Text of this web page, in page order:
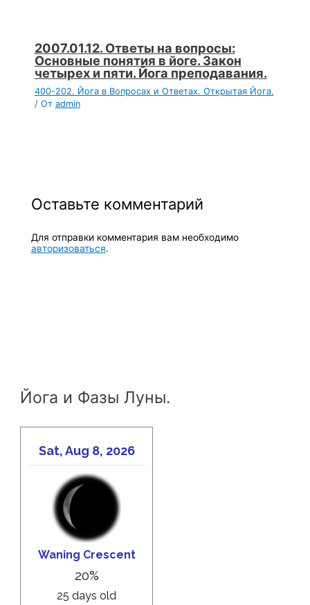
2007.01.12. Ответы на вопросы:
Основные понятия в йоге. Закон
четырех и пяти. Йога преподавания.
400-202. Йога в Вопросах и Ответах. Открытая Йога.
/ От admin
Оставьте комментарий
Для отправки комментария вам необходимо
авторизоваться.
Йога и Фазы Луны.